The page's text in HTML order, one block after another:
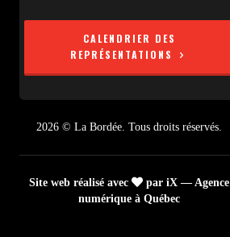
CALENDRIER DES
REPRÉSENTATIONS
2026 © La Bordée. Tous droits réservés.
Site web réalisé avec
par iX — Agence
numérique à Québec